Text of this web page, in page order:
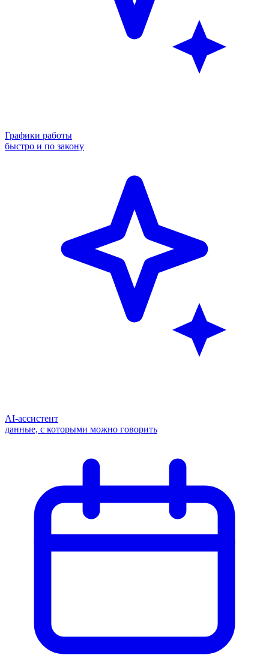
Графики работы
быстро и по закону
AI-ассистент
данные, с которыми можно говорить